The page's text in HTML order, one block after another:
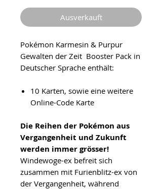
Ausverkauft
Pokémon Karmesin & Purpur
Gewalten der Zeit Booster Pack in
Deutscher Sprache enthält:
10 Karten, sowie eine weitere
Online-Code Karte
Die Reihen der Pokémon aus
Vergangenheit und Zukunft
werden immer grösser!
Windewoge-ex befreit sich
zusammen mit Furienblitz-ex von
der Vergangenheit, während